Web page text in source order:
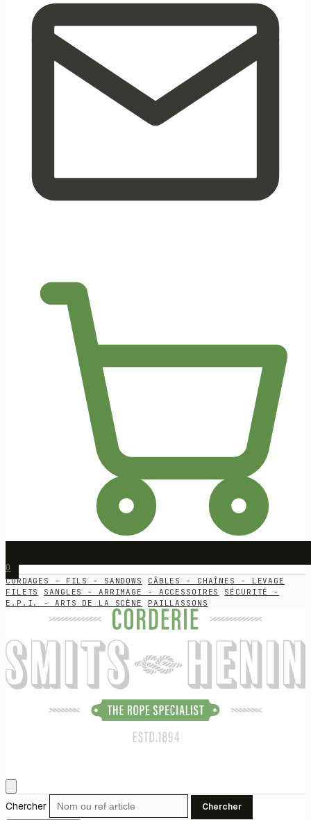
0
CORDAGES - FILS - SANDOWS
CÂBLES - CHAÎNES - LEVAGE
FILETS
SANGLES - ARRIMAGE - ACCESSOIRES
SÉCURITÉ -
E.P.I. - ARTS DE LA SCÈNE
PAILLASSONS
Chercher Chercher